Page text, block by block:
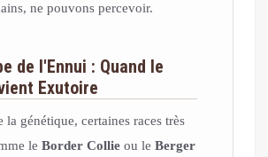
ne pouvons percevoir.
de l'Ennui : Quand le
Exutoire
la génétique, certaines races très
le Border Collie ou le Berger